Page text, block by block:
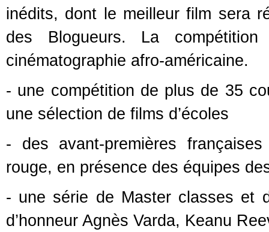
inédits, dont le meilleur film sera
des Blogueurs. La
cinématographie afro-américaine.
- une compétition de plus de 35
une sélection de films d’écoles
- des avant-premières
rouge, en présence des équipes
- une série de Master classes et
d’honneur Agnès Varda, Keanu